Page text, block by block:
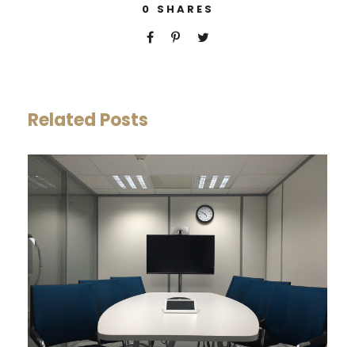
0 SHARES
Related Posts